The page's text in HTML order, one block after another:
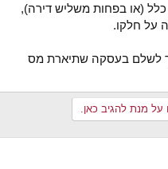
כלל (או בפחות משליש דירה),
על חלקו.
לשלם בעסקה שתיארת מס
מנת להגיב כאן.